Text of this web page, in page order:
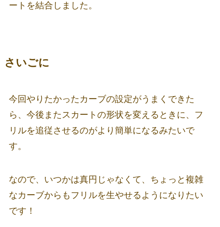
ートを結合しました。
さいごに
今回やりたかったカーブの設定がうまくできた
ら、今後またスカートの形状を変えるときに、フ
リルを追従させるのがより簡単になるみたいで
す。
なので、いつかは真円じゃなくて、ちょっと複雑
なカーブからもフリルを生やせるようになりたい
です！